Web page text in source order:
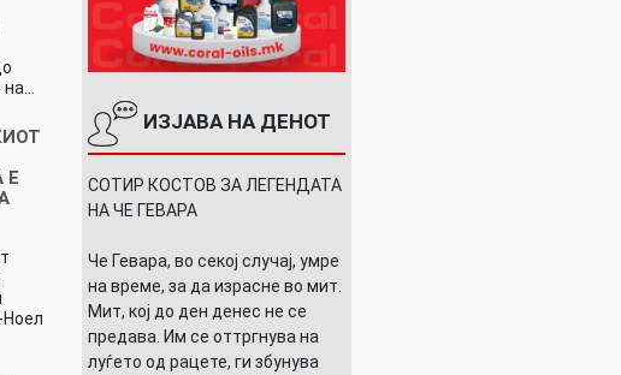
Е
ИЗЈАВА НА ДЕНОТ
СОТИР КОСТОВ ЗА ЛЕГЕНДАТА
НА ЧЕ ГЕВАРА
Че Гевара, во секој случај, умре
на време, за да израсне во мит.
Мит, кој до ден денес не се
предава. Им се оттргнува на
луѓето од рацете, ги збунува